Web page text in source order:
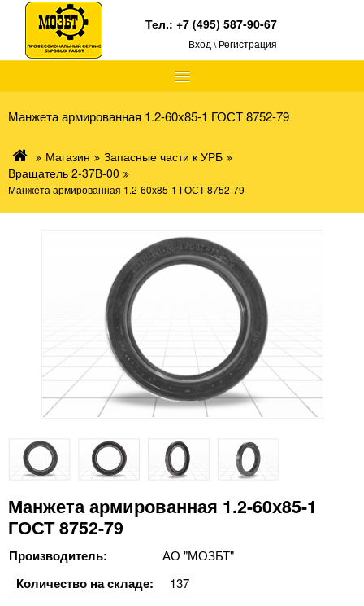
≡
Тел.:+7 (495) 587-90-67
Вход \ Регистрация
Манжета армированная 1.2-60х85-1 ГОСТ 8752-79
Магазин
Запасные части к УРБ
Вращатель 2-37В-00
Манжета армированная 1.2-60х85-1 ГОСТ 8752-79
Манжета армированная 1.2-60х85-1
ГОСТ 8752-79
Производитель: АО "МОЗБТ"
Количество на складе: 137